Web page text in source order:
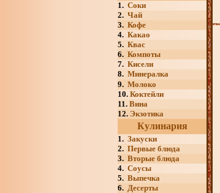
1. Соки
2. Чай
3. Кофе
4. Какао
5. Квас
6. Компоты
7. Кисели
8. Минералка
9. Молоко
10. Коктейли
11. Вина
12. Экзотика
Кулинария
1. Закуски
2. Первые блюда
3. Вторые блюда
4. Соусы
5. Выпечка
6. Десерты